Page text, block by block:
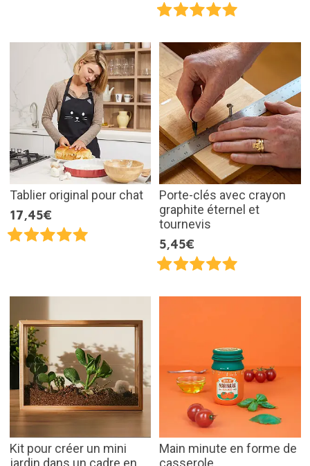
Tablier original pour chat
17,45€
Porte-clés avec crayon
graphite éternel et
tournevis
5,45€
Kit pour créer un mini
Main minute en forme de